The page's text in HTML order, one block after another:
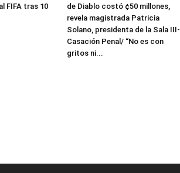
FIFA tras 10
de Diablo costó ¢50 millones,
revela magistrada Patricia
Solano, presidenta de la Sala III-
Casación Penal/ “No es con
gritos ni...